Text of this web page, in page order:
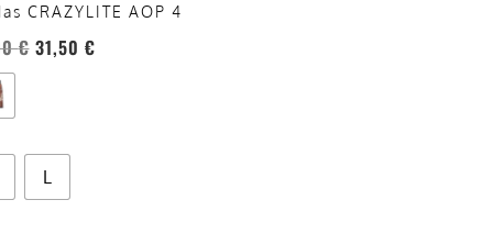
CRAZYLITE AOP 4
€ 31,50 €
L